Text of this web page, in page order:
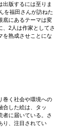
出版するには至りま
を福田さんが訪ねた
底にあるテーマは変
、2人は作家としてさ
を熟成させことにな
巻く社会や環境への
合した絵は、タッ
者に届いている。さ
り、注目されてい